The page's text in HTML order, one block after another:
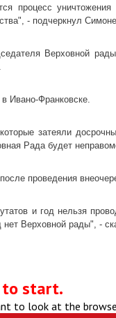
процесс
- подчеркнул
Верховной
Ивано-Франковске.
затеяли
Рада будет
проведения
и год нельзя
нет Верховной рады", -
to start.
to look at the